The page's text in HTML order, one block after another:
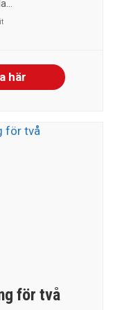
här
för två